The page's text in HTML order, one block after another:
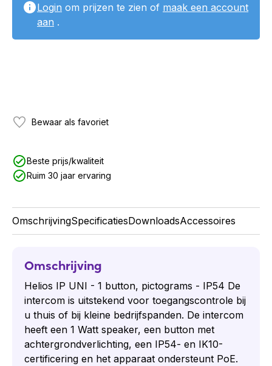
Login om prijzen te zien of maak een account
aan .
Bewaar als favoriet
Beste prijs/kwaliteit
Ruim 30 jaar ervaring
OmschrijvingSpecificatiesDownloadsAccessoires
Omschrijving
Helios IP UNI - 1 button, pictograms - IP54 De
intercom is uitstekend voor toegangscontrole bij
u thuis of bij kleine bedrijfspanden. De intercom
heeft een 1 Watt speaker, een button met
achtergrondverlichting, een IP54- en IK10-
certificering en het apparaat ondersteunt PoE.